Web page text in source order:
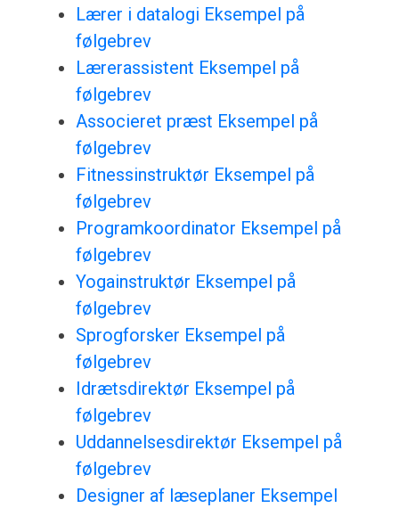
Lærer i datalogi Eksempel på
følgebrev
Lærerassistent Eksempel på
følgebrev
Associeret præst Eksempel på
følgebrev
Fitnessinstruktør Eksempel på
følgebrev
Programkoordinator Eksempel på
følgebrev
Yogainstruktør Eksempel på
følgebrev
Sprogforsker Eksempel på
følgebrev
Idrætsdirektør Eksempel på
følgebrev
Uddannelsesdirektør Eksempel på
følgebrev
Designer af læseplaner Eksempel